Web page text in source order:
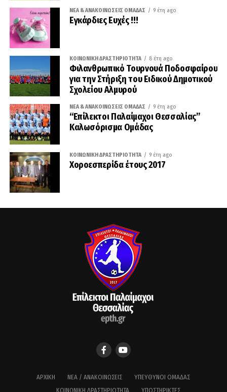
ΝΈΑ & ΑΝΑΚΟΙΝΏΣΕΙΣ ΟΜΆΔΑΣ 9 έτη ago
Εγκάρδιες Ευχές !!!
ΚΟΙΝΩΝΙΚΉ ΔΡΑΣΤΗΡΙΌΤΗΤΑ 8 έτη ago
Φιλανθρωπικό Τουρνουά Ποδοσφαίρου
για την Στήριξη του Ειδικού Δημοτικού
Σχολείου Αλμυρού
ΝΈΑ & ΑΝΑΚΟΙΝΏΣΕΙΣ ΟΜΆΔΑΣ 9 έτη ago
“Επίλεκτοι Παλαίμαχοι Θεσσαλίας”
Καλωσόρισμα Ομάδας
ΚΟΙΝΩΝΙΚΉ ΔΡΑΣΤΗΡΙΌΤΗΤΑ 9 έτη ago
Χοροεσπερίδα έτους 2017
ΑΡΧΙΚΉ ΝΈΑ / ΑΝΑΚΟΙΝΏΣΕΙΣ
ΥΠΕΎΘΥΝΟΙ ΟΜΆΔΑΣ
ΚΟΙΝΩΝΙΚΉ ΔΡΑΣΤΗΡΙΌΤΗΤΑ
ΥΠΟΣΤΗΡΙΚΤΈΣ